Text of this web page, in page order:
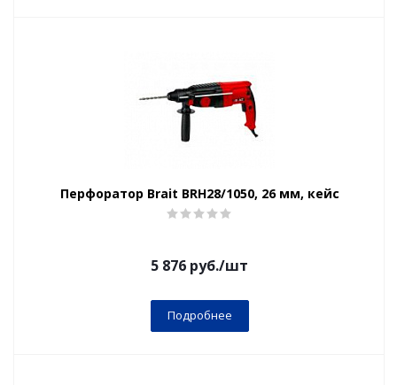
Перфоратор Brait BRH28/1050, 26 мм, кейс
5 876 руб./шт
Подробнее